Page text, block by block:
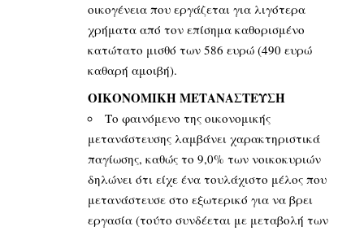
οικογένεια που εργάζεται για λιγότερα
χρήματα από τον επίσημα καθορισμένο
κατώτατο μισθό των 586 ευρώ (490 ευρώ
καθαρή αμοιβή).
ΟΙΚΟΝΟΜΙΚΗ ΜΕΤΑΝΑΣΤΕΥΣΗ
Το φαινόμενο της οικονομικής
μετανάστευσης λαμβάνει χαρακτηριστικά
παγίωσης, καθώς το 9,0% των νοικοκυριών
δηλώνει ότι είχε ένα τουλάχιστο μέλος που
μετανάστευσε στο εξωτερικό για να βρει
εργασία (τούτο συνδέεται με μεταβολή των